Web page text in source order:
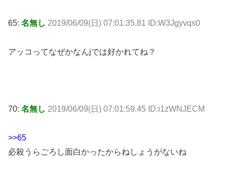
65: 名無し 2019/06/09(日) 07:01:35.81 ID:W3Jgyvqs0
アッコってなぜかなんjでは好かれてね？
70: 名無し 2019/06/09(日) 07:01:59.45 ID:i1zWNJECM
>>65
必殺うらごろし面白かったからねしょうがないね